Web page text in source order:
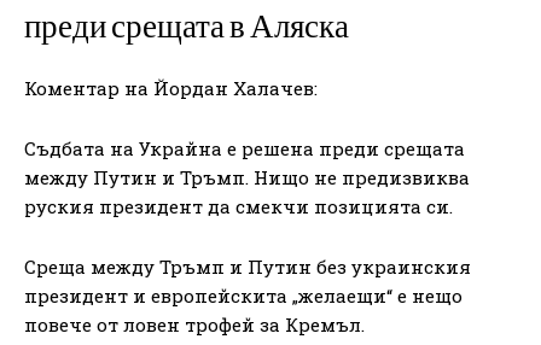
преди срещата в Аляска
Коментар на Йордан Халачев:
Съдбата на Украйна е решена преди срещата
между Путин и Тръмп. Нищо не предизвиква
руския президент да смекчи позицията си.
Среща между Тръмп и Путин без украинския
президент и европейскита „желаещи“ е нещо
повече от ловен трофей за Кремъл.